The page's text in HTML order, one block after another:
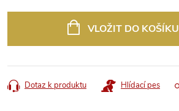
VLOŽIT DO KOŠÍKU
Dotaz k produktu Hlídací pes